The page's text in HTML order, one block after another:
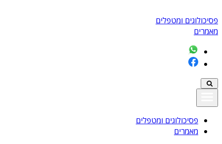
פסיכולוגים ומטפלים
מאמרים
פסיכולוגים ומטפלים
מאמרים